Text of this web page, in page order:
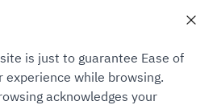
is just to guarantee Ease of
while browsing.
acknowledges your